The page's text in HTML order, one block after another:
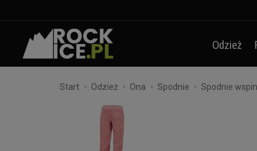
Odzież
Start Odzież Ona Spodnie Spodnie